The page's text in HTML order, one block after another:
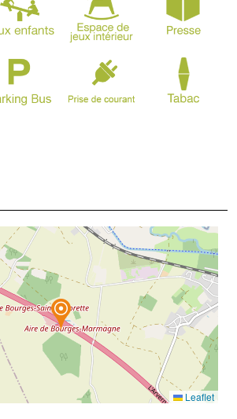
Leaflet